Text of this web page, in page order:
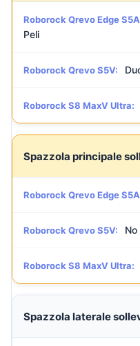
Roborock Qrevo Edge
Peli
Roborock Qrevo S5V:
Roborock S8 MaxV Ultra:
Spazzola principale
Roborock Qrevo Edge
Roborock Qrevo S5V: No
Roborock S8 MaxV Ultra:
Spazzola laterale